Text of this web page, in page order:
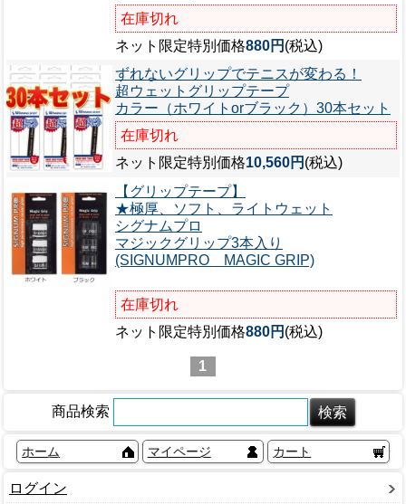
在庫切れ
ネット限定特別価格880円 (税込)
ずれないグリップでテニスが変わる！
超ウェットグリップテープ
カラー（ホワイトorブラック）30本セット
在庫切れ
ネット限定特別価格10,560円 (税込)
【グリップテープ】
★極厚、ソフト、ライトウェット
シグナムプロ
マジックグリップ3本入り
(SIGNUMPRO MAGIC GRIP)
在庫切れ
ネット限定特別価格880円 (税込)
1
商品検索
ホーム マイページ カート
ログイン